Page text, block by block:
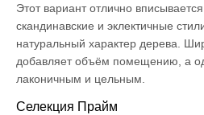
Этот вариант отлично вписывается
скандинавские и эклектичные
натуральный характер дерева.
добавляет объём помещению, а
лаконичным и цельным.
Селекция Прайм